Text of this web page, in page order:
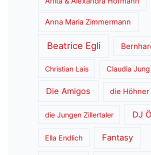
Anna Maria Zimmermann
Beatrice Egli
Christian Lais Claudia Jung
Die Amigos die Höhner
die Jungen Zillertaler DJ
Ella Endlich Fantasy